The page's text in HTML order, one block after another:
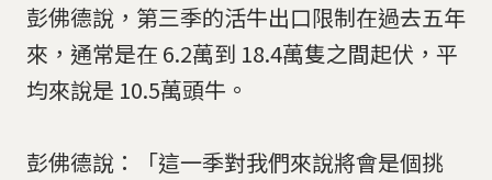
彭佛德說，第三季的活牛出口限制在過去五年
來，通常是在 6.2萬到 18.4萬隻之間起伏，平
均來說是 10.5萬頭牛。
彭佛德說：「這一季對我們來說將會是個挑